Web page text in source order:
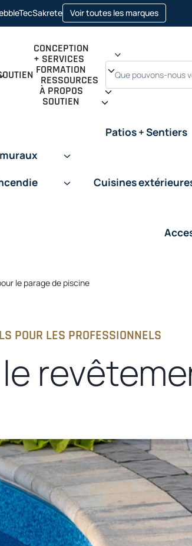
Sakrete
opens
in
tab
Voir toutes les marquesopens
in
a
CONCEPTION
+ SERVICES
FORMATION
RESSOURCES
À PROPOS
SOUTIEN
Recherche
Patios + Sentiers
Cuisines
le parage de piscine
POUR LES PROFESSIONNELS